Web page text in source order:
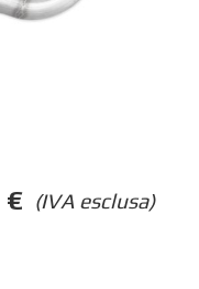
(IVA esclusa)
€